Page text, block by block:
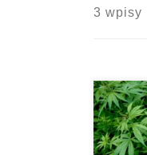
3 wpisy